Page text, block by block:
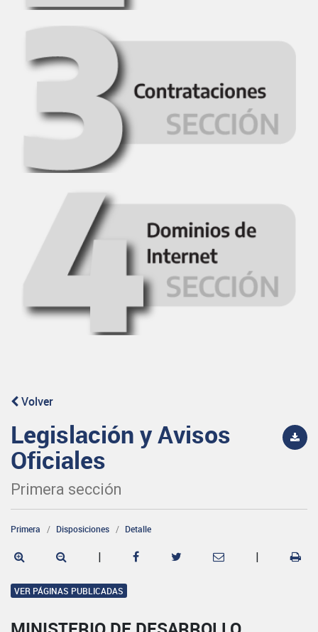
Volver
Legislación y Avisos
Oficiales
Primera sección
Primera Disposiciones Detalle
| |
VER PÁGINAS PUBLICADAS